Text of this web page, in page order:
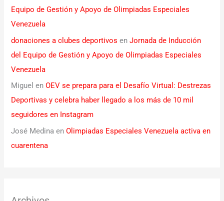
Equipo de Gestión y Apoyo de Olimpiadas Especiales
Venezuela
donaciones a clubes deportivos enJornada de Inducción
del Equipo de Gestión y Apoyo de Olimpiadas Especiales
Venezuela
Miguel enOEV se prepara para el Desafío Virtual: Destrezas
Deportivas y celebra haber llegado a los más de 10 mil
seguidores en Instagram
José Medina enOlimpiadas Especiales Venezuela activa en
cuarentena